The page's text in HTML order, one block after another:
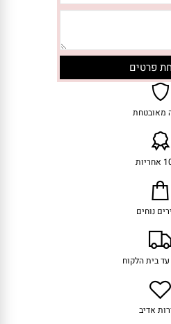
מאובטחת
נוחים
בית הלקוח
אדיב